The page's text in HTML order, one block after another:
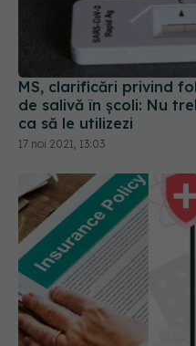
MS, clarificări privind
de salivă în școli: Nu
ca să le utilizezi
17 noi 2021, 13:03